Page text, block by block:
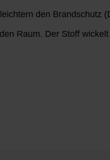
den Brandschutz
Raum. Der Stoff